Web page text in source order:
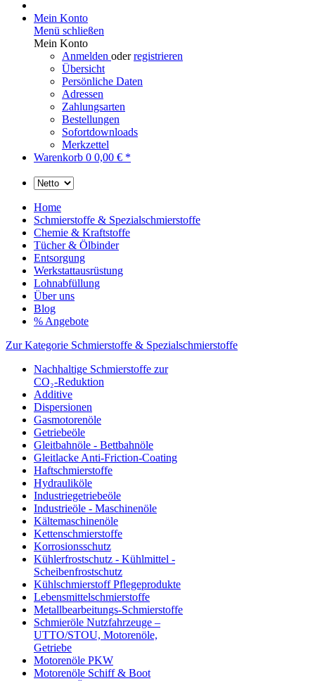
Mein Konto
Menü schließen
Mein Konto
Anmelden oderregistrieren
Übersicht
Persönliche Daten
Adressen
Zahlungsarten
Bestellungen
Sofortdownloads
Merkzettel
Warenkorb 0 0,00 € *
Home
Schmierstoffe & Spezialschmierstoffe
Chemie & Kraftstoffe
Tücher & Ölbinder
Entsorgung
Werkstattausrüstung
Lohnabfüllung
Über uns
Blog
% Angebote
Zur Kategorie Schmierstoffe & Spezialschmierstoffe
Nachhaltige Schmierstoffe zur
CO₂-Reduktion
Additive
Dispersionen
Gasmotorenöle
Getriebeöle
Gleitbahnöle - Bettbahnöle
Gleitlacke Anti-Friction-Coating
Haftschmierstoffe
Hydrauliköle
Industriegetriebeöle
Industrieöle - Maschinenöle
Kältemaschinenöle
Kettenschmierstoffe
Korrosionsschutz
Kühlerfrostschutz - Kühlmittel -
Scheibenfrostschutz
Kühlschmierstoff Pflegeprodukte
Lebensmittelschmierstoffe
Metallbearbeitungs-Schmierstoffe
Schmieröle Nutzfahrzeuge –
UTTO/STOU, Motorenöle,
Getriebe
Motorenöle PKW
Motorenöle Schiff & Boot